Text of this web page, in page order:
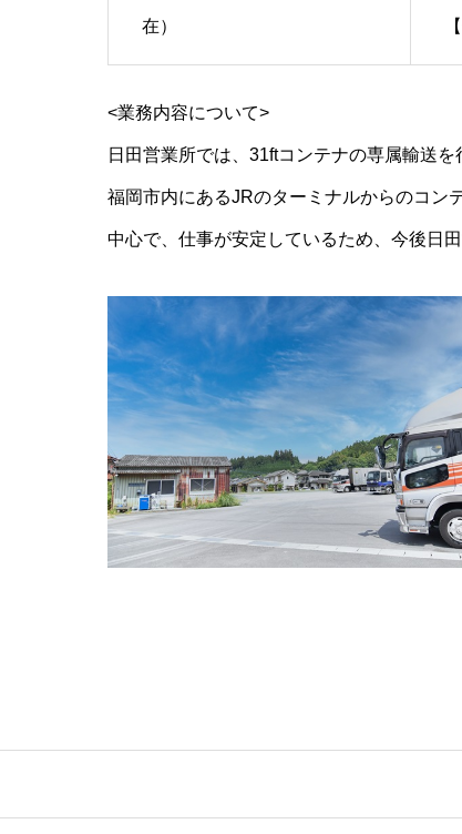
在）
<業務内容について>
日田営業所では、31ftコンテナの専属輸送を
福岡市内にあるJRのターミナルからのコン
中心で、仕事が安定しているため、今後日